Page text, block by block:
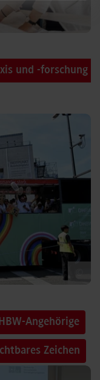
und -forschung
Angehörige
Zeichen